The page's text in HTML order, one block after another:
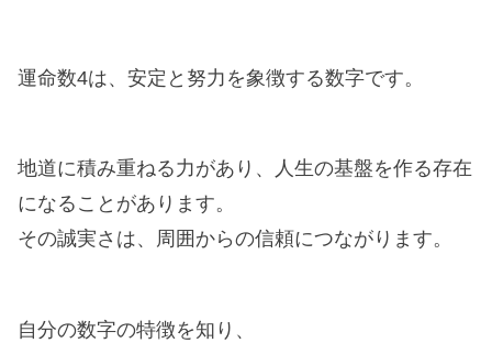
運命数4は、安定と努力を象徴する数字です。
地道に積み重ねる力があり、人生の基盤を作る存在
になることがあります。
その誠実さは、周囲からの信頼につながります。
自分の数字の特徴を知り、